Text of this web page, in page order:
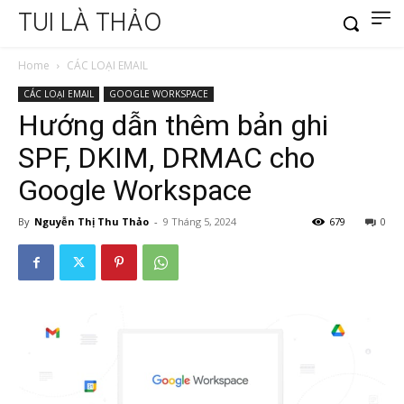
TUI LÀ THẢO
Home CÁC LOẠI EMAIL
CÁC LOẠI EMAIL GOOGLE WORKSPACE
Hướng dẫn thêm bản ghi
SPF, DKIM, DRMAC cho
Google Workspace
By Nguyễn Thị Thu Thảo - 9 Tháng 5, 2024 0
679